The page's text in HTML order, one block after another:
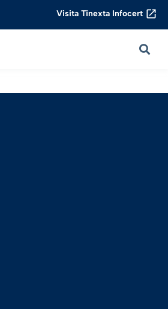
Visita Tinexta Infocert